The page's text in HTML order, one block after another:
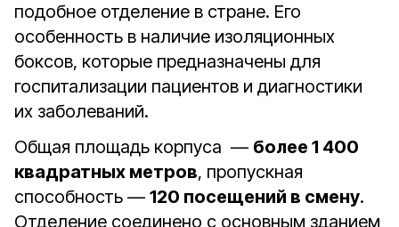
подобное отделение в стране. Его
особенность в наличие изоляционных
боксов, которые предназначены для
госпитализации пациентов и диагностики
их заболеваний.
Общая площадь корпуса — более 1 400
квадратных метров, пропускная
способность — 120 посещений в смену.
Отделение соединено с основным зданием